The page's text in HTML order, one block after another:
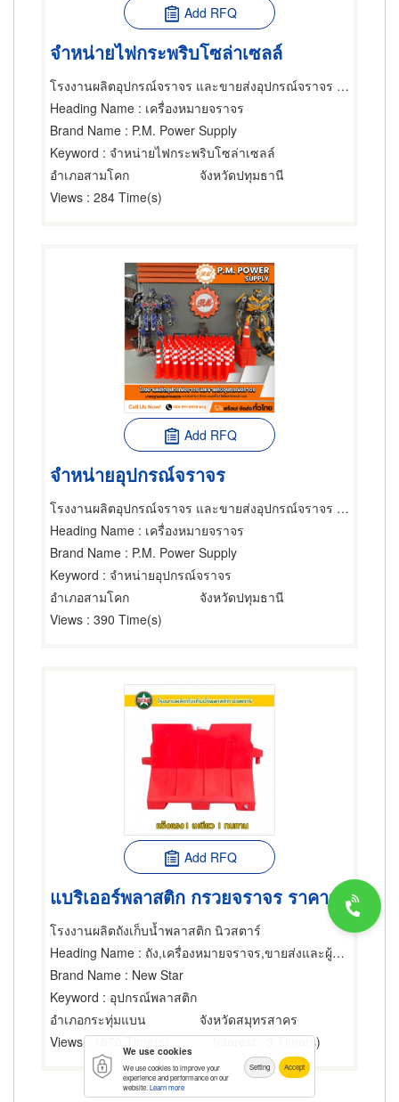
Add RFQ
จำหน่ายไฟกระพริบโซล่าเซลล์
โรงงานผลิตอุปกรณ์จราจร และขายส่งอุปกรณ์จราจร - P.M. Power Supply
Heading Name : เครื่องหมายจราจร
Brand Name : P.M. Power Supply
Keyword : จำหน่ายไฟกระพริบโซล่าเซลล์
อำเภอสามโคก
จังหวัดปทุมธานี
Views : 284 Time(s)
Add RFQ
จำหน่ายอุปกรณ์จราจร
โรงงานผลิตอุปกรณ์จราจร และขายส่งอุปกรณ์จราจร - P.M. Power Supply
Heading Name : เครื่องหมายจราจร
Brand Name : P.M. Power Supply
Keyword : จำหน่ายอุปกรณ์จราจร
อำเภอสามโคก
จังหวัดปทุมธานี
Views : 390 Time(s)
Add RFQ
แบริเออร์พลาสติก กรวยจราจร ราคาส่ง
โรงงานผลิตถังเก็บน้ำพลาสติก นิวสตาร์
Heading Name : ถัง,เครื่องหมายจราจร,ขายส่งและผู้ผลิตพลาสติกสำเร็จรูป
Brand Name : New Star
Keyword : อุปกรณ์พลาสติก
อำเภอกระทุ่มแบน
จังหวัดสมุทรสาคร
Views: 1870 Time(s) Interest: 3 Time(s)
We use cookies
We use cookies to improve your
experience and performance on our
website. Learn more
Setting Accept